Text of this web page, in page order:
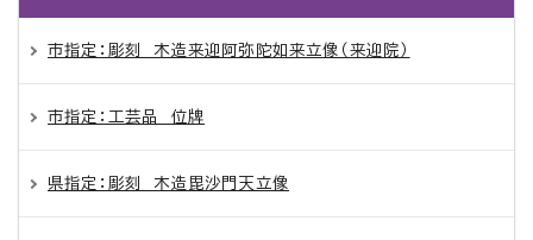
市指定：彫刻 木造来迎阿弥陀如来立像（来迎院）
市指定：工芸品 位牌
県指定：彫刻 木造毘沙門天立像